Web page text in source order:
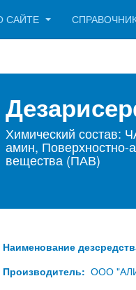
САЙТЕ
Химический состав:
амин, Поверхностно-
вещества (ПАВ)
Наименование
Производитель: ООО